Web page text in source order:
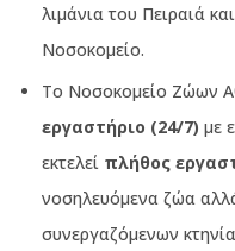
λιμάνια του Πειραιά
Νοσοκομείο.
Το Νοσοκομείο Ζώων
εργαστήριο (24/7) με
εκτελεί πλήθος
νοσηλευόμενα ζώα
συνεργαζόμενων